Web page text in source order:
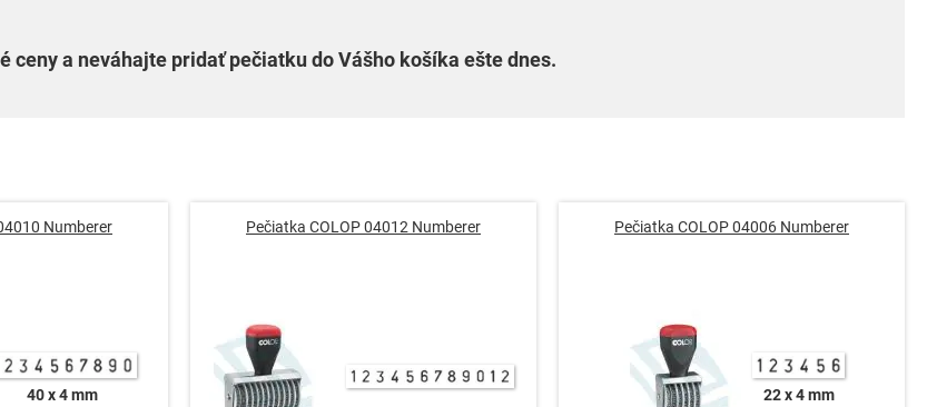
ceny a neváhajte pridať pečiatku do Vášho košíka ešte dnes.
Numberer
40 x 4 mm
Pečiatka COLOP 04012 Numberer Pečiatka COLOP 04006 Numberer
22 x 4 mm